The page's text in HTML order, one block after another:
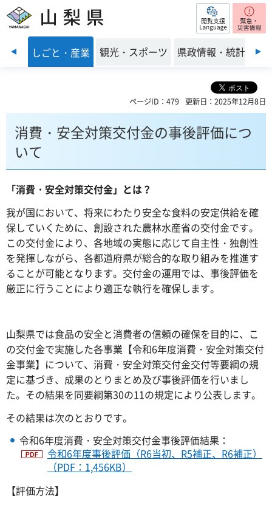
山梨県 閲覧支援
前のスライドを表示
境 しごと・産業 観光・スポーツ 県政情報・統計
ページID：479 更新日：2025年12月8日
消費・安全対策交付金の事後評価につ
いて
「消費・安全対策交付金」とは？
我が国において、将来にわたり安全な食料の安定供給を確
保していくために、創設された農林水産省の交付金です。
この交付金により、各地域の実態に応じて自主性・独創性
を発揮しながら、各都道府県が総合的な取り組みを推進す
ることが可能となります。交付金の運用では、事後評価を
厳正に行うことにより適正な執行を確保します。
山梨県では食品の安全と消費者の信頼の確保を目的に、こ
の交付金で実施した各事業【令和6年度消費・安全対策交付
金事業】について、消費・安全対策交付金交付等要綱の規
定に基づき、成果のとりまとめ及び事後評価を行いまし
た。その結果を同要綱第30の11の規定により公表します。
その結果は次のとおりです。
令和6年度消費・安全対策交付金事後評価結果：
令和6年度事後評価（R6当初、R5補正、R6補正）
（PDF：1,456KB）
【評価方法】